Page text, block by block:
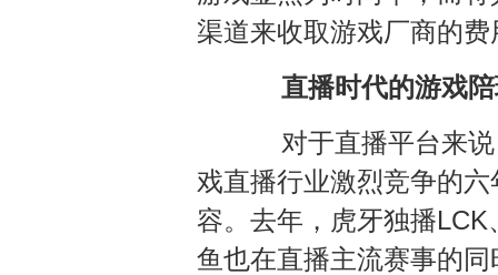
渠道来收取游戏厂商的
直播时代的游戏
对于直播平台来说
戏直播行业激烈竞争的
容。去年，虎牙独播
鱼也在直播主流赛事的